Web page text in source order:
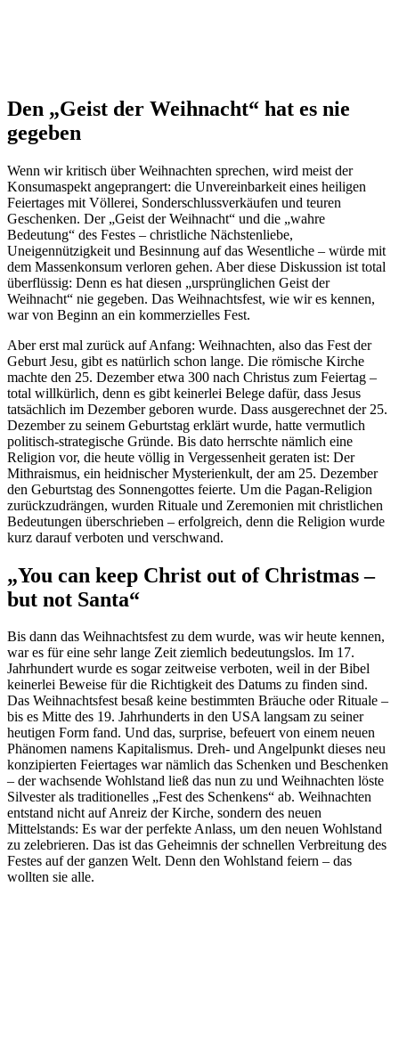
Den „Geist der Weihnacht“ hat es nie
gegeben
Wenn wir kritisch über Weihnachten sprechen, wird meist der
Konsumaspekt angeprangert: die Unvereinbarkeit eines heiligen
Feiertages mit Völlerei, Sonderschlussverkäufen und teuren
Geschenken. Der „Geist der Weihnacht“ und die „wahre
Bedeutung“ des Festes – christliche Nächstenliebe,
Uneigennützigkeit und Besinnung auf das Wesentliche – würde mit
dem Massenkonsum verloren gehen. Aber diese Diskussion ist total
überflüssig: Denn es hat diesen „ursprünglichen Geist der
Weihnacht“ nie gegeben. Das Weihnachtsfest, wie wir es kennen,
war von Beginn an ein kommerzielles Fest.
Aber erst mal zurück auf Anfang: Weihnachten, also das Fest der
Geburt Jesu, gibt es natürlich schon lange. Die römische Kirche
machte den 25. Dezember etwa 300 nach Christus zum Feiertag –
total willkürlich, denn es gibt keinerlei Belege dafür, dass Jesus
tatsächlich im Dezember geboren wurde. Dass ausgerechnet der 25.
Dezember zu seinem Geburtstag erklärt wurde, hatte vermutlich
politisch-strategische Gründe. Bis dato herrschte nämlich eine
Religion vor, die heute völlig in Vergessenheit geraten ist: Der
Mithraismus, ein heidnischer Mysterienkult, der am 25. Dezember
den Geburtstag des Sonnengottes feierte. Um die Pagan-Religion
zurückzudrängen, wurden Rituale und Zeremonien mit christlichen
Bedeutungen überschrieben – erfolgreich, denn die Religion wurde
kurz darauf verboten und verschwand.
„You can keep Christ out of Christmas –
but not Santa“
Bis dann das Weihnachtsfest zu dem wurde, was wir heute kennen,
war es für eine sehr lange Zeit ziemlich bedeutungslos. Im 17.
Jahrhundert wurde es sogar zeitweise verboten, weil in der Bibel
keinerlei Beweise für die Richtigkeit des Datums zu finden sind.
Das Weihnachtsfest besaß keine bestimmten Bräuche oder Rituale –
bis es Mitte des 19. Jahrhunderts in den USA langsam zu seiner
heutigen Form fand. Und das, surprise, befeuert von einem neuen
Phänomen namens Kapitalismus. Dreh- und Angelpunkt dieses neu
konzipierten Feiertages war nämlich das Schenken und Beschenken
– der wachsende Wohlstand ließ das nun zu und Weihnachten löste
Silvester als traditionelles „Fest des Schenkens“ ab. Weihnachten
entstand nicht auf Anreiz der Kirche, sondern des neuen
Mittelstands: Es war der perfekte Anlass, um den neuen Wohlstand
zu zelebrieren. Das ist das Geheimnis der schnellen Verbreitung des
Festes auf der ganzen Welt. Denn den Wohlstand feiern – das
wollten sie alle.